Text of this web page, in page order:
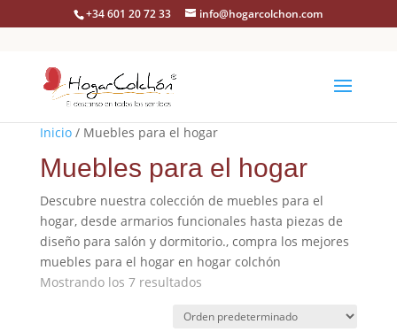
+34 601 20 72 33 info@hogarcolchon.com
Inicio/ Muebles para el hogar
Muebles para el hogar
Descubre nuestra colección de muebles para el
hogar, desde armarios funcionales hasta piezas de
diseño para salón y dormitorio., compra los mejores
muebles para el hogar en hogar colchón
Mostrando los 7 resultados